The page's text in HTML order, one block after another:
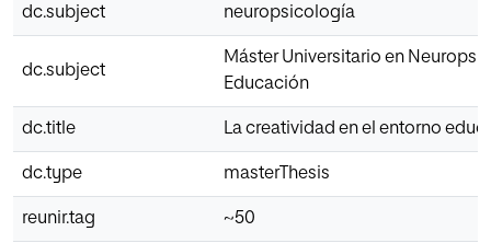
dc.subject neuropsicología
dc.subject
Máster Universitario en
Educación
dc.title La creatividad en el entorno
dc.type masterThesis
reunir.tag ~50